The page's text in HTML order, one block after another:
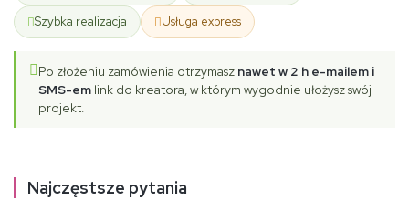
Szybka realizacja Usługa express
Po złożeniu zamówienia otrzymasz nawet w 2 h e-mailem i
SMS-em link do kreatora, w którym wygodnie ułożysz swój
projekt.
Najczęstsze pytania